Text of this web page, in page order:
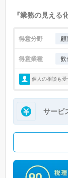
『業務の見える
得意分野
得意業種 飲
個人の相談も受
サービ